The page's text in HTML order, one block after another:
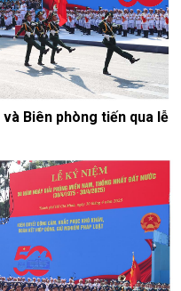
Biên phòng tiến qua lễ